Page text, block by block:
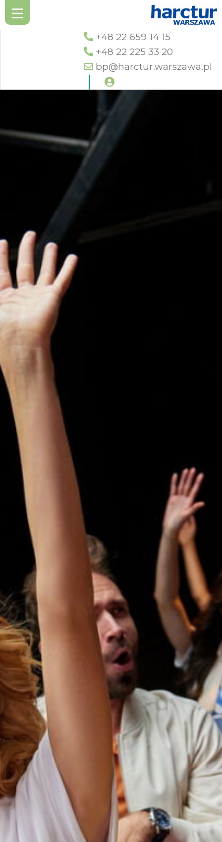
+48 22 659 14 15
+48 22 225 33 20
bp@harctur.warszawa.pl